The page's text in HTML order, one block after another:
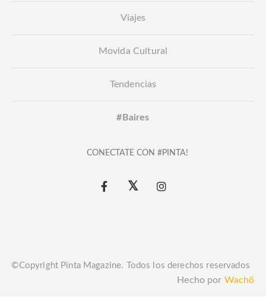
Viajes
Movida Cultural
Tendencias
#Baires
CONECTATE CON #PINTA!
©Copyright Pinta Magazine. Todos los derechos reservados
Hecho por Wachö